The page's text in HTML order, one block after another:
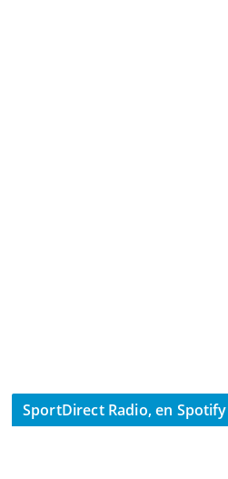
SportDirect Radio, en Spotify